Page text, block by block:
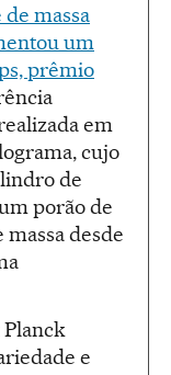
massa
um
prêmio
em
cujo
de
porão de
desde
Planck
e